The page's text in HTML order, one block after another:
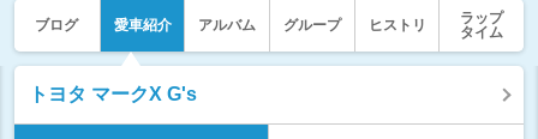
ブログ 愛車紹介 アルバム グループ ヒストリ
ラップ
タイム
トヨタ マークX G's